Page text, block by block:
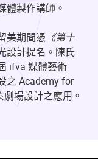
體製作講師。
美期間憑 《第十
設計提名。陳氏
ifva 媒體藝術
之 Academy for
場設計之應用。